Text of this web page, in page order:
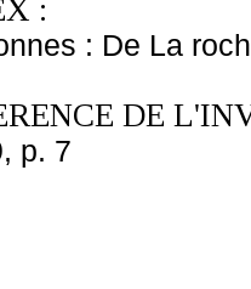
:
: De La
DE
p. 7